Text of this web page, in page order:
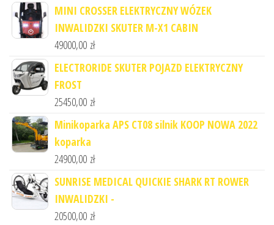
MINI CROSSER ELEKTRYCZNY WÓZEK
INWALIDZKI SKUTER M-X1 CABIN
49000,00 zł
ELECTRORIDE SKUTER POJAZD ELEKTRYCZNY
FROST
25450,00 zł
Minikoparka APS CT08 silnik KOOP NOWA 2022
koparka
24900,00 zł
SUNRISE MEDICAL QUICKIE SHARK RT ROWER
INWALIDZKI -
20500,00 zł